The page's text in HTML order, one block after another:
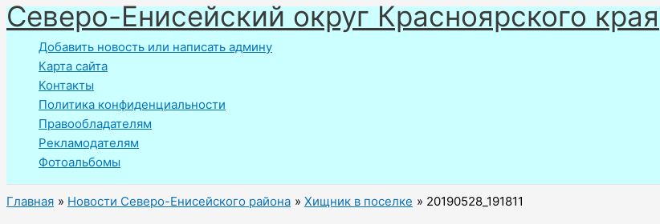
Перейти
к
содержимому
Северо-Енисейский округ Красноярского края
Добавить новость или написать админу
Карта сайта
Контакты
Политика конфиденциальности
Правообладателям
Рекламодателям
Фотоальбомы
Главная Новости Северо-Енисейского района Хищник в поселке 20190528_191811